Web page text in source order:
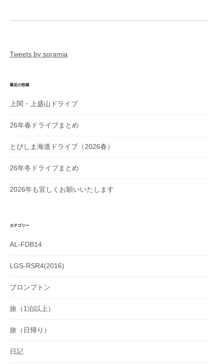
Tweets by soramia
最近の投稿
上関・上盛山ドライブ
26年春ドライブまとめ
とびしま海道ドライブ（2026春）
26年冬ドライブまとめ
2026年も宜しくお願いいたします
カテゴリー
AL-FDB14
LGS-RSR4(2016)
ブロンプトン
旅（1泊以上）
旅（日帰り）
日記